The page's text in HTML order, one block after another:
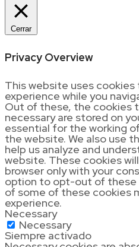
Cerrar
Privacy Overview
This website uses cookies
experience while you
Out of these, the cookies
necessary are stored on
essential for the working
the website. We also use
help us analyze and
website. These cookies
browser only with your
option to opt-out of these
of some of these cookies
experience.
Necessary
Necessary
Siempre activado